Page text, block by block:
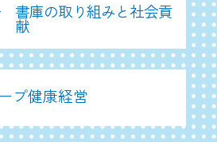
書庫の取り組みと社会貢
献
プ健康経営